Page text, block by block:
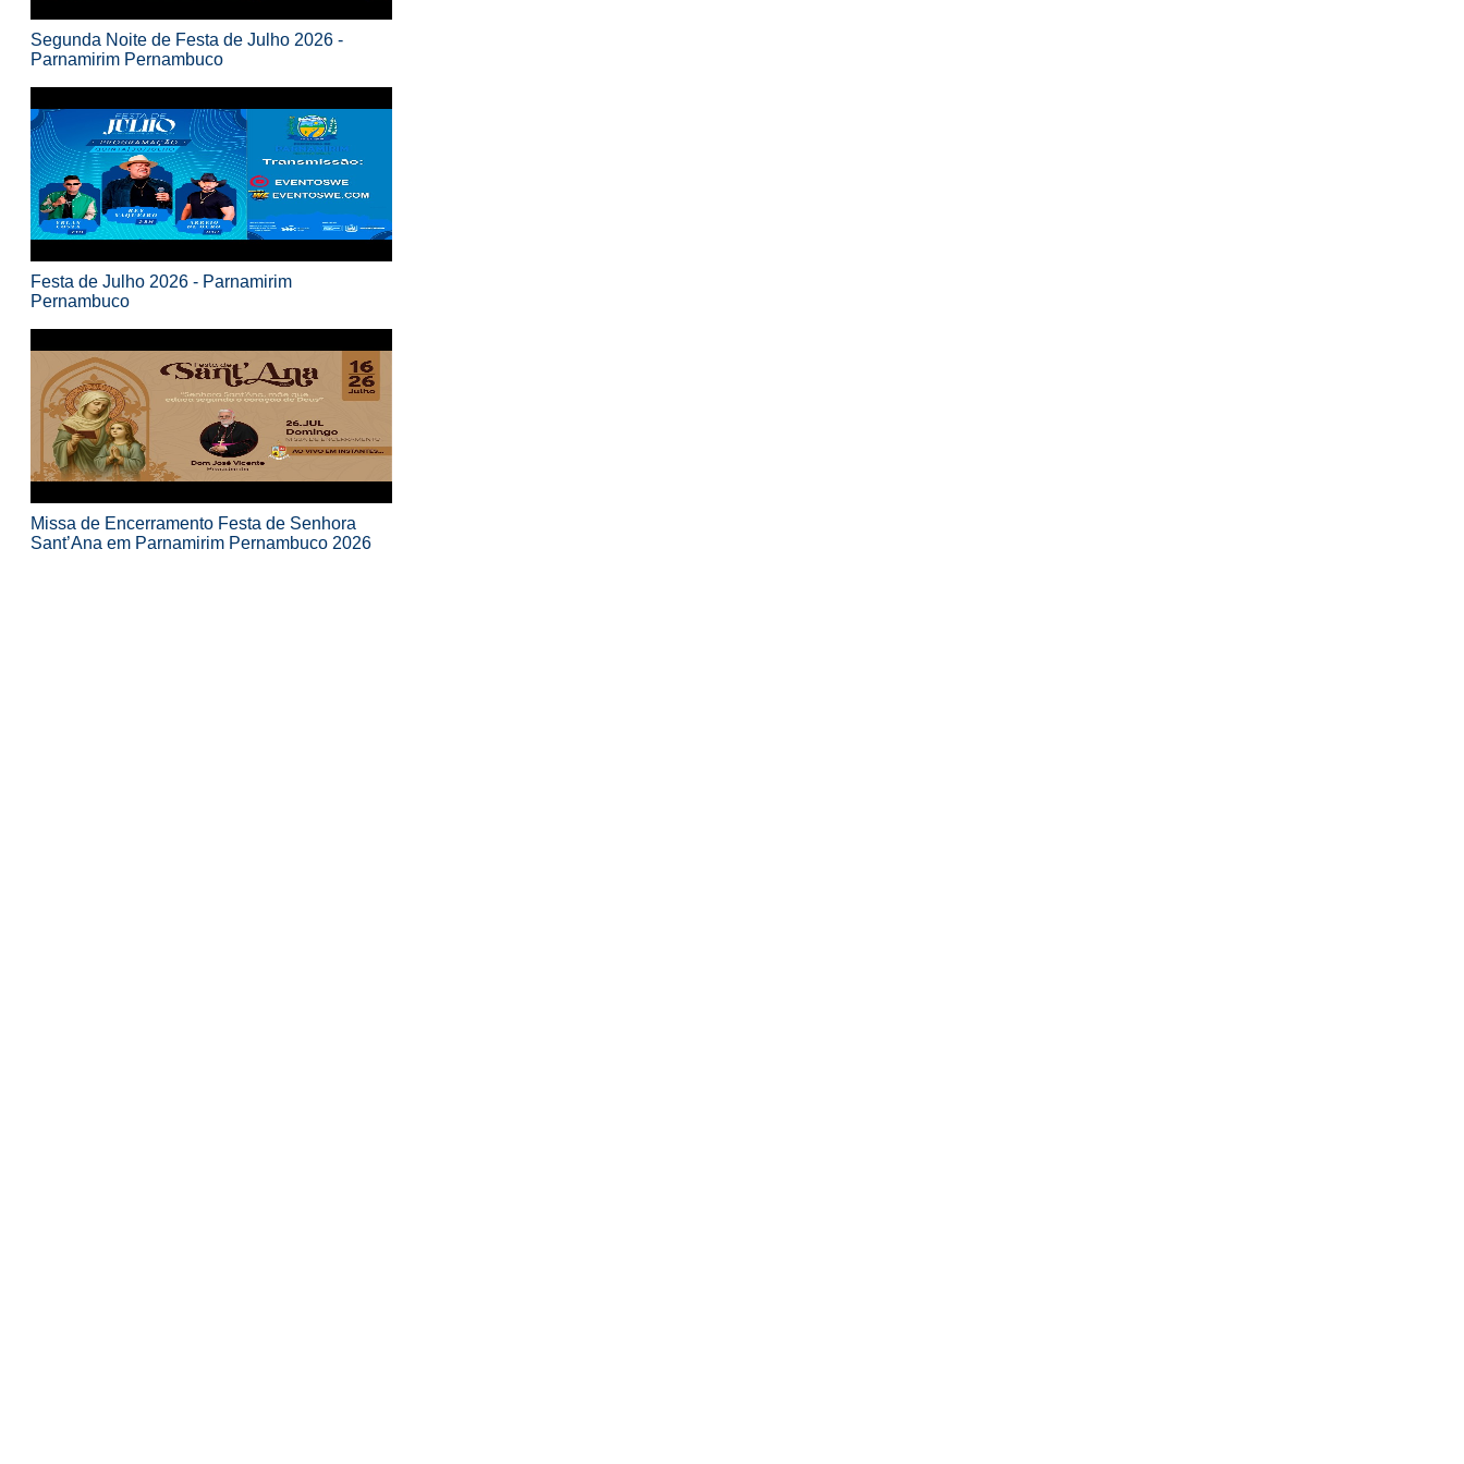
Segunda Noite de Festa de Julho 2026 -
Parnamirim Pernambuco
Festa de Julho 2026 - Parnamirim
Pernambuco
Missa de Encerramento Festa de Senhora
Sant’Ana em Parnamirim Pernambuco 2026